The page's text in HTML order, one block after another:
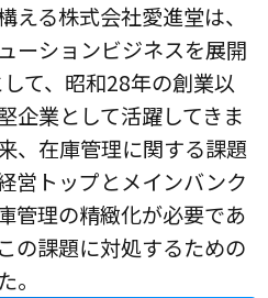
える株式会社愛進堂は、
ーションビジネスを展開
て、昭和28年の創業以
企業として活躍してきま
、在庫管理に関する課題
営トップとメインバンク
管理の精緻化が必要であ
の課題に対処するための